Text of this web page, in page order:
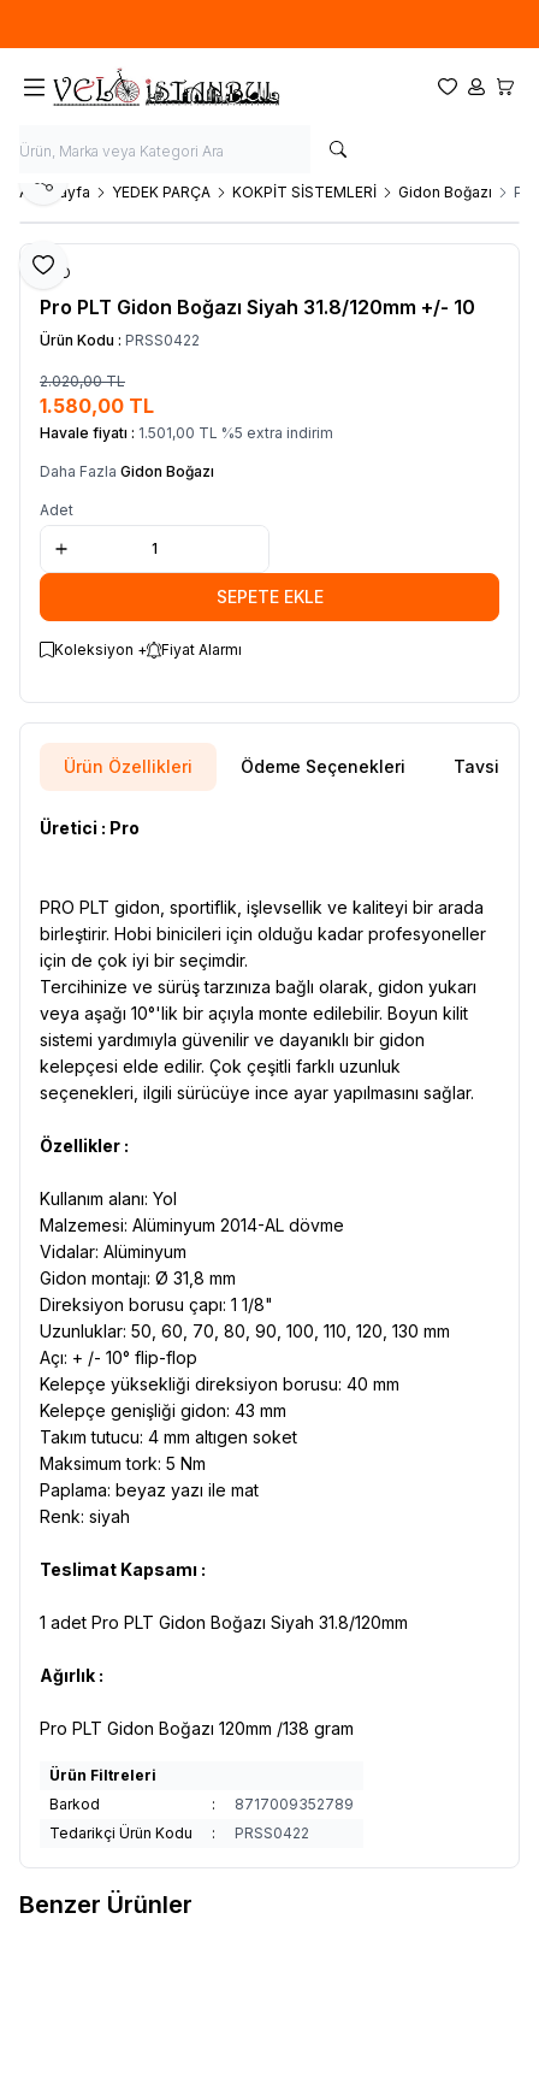
Favorilerim
Hesabım
Ana Sayfa YEDEK PARÇA KOKPİT SİSTEMLERİ Gidon Boğazı
Favoriye Ekle
Paylaş
PRO
Pro PLT Gidon Boğazı Siyah 31.8/120mm +/- 10
Ürün Kodu : PRSS0422
2.020,00TL
1.580,00 TL
Havale fiyatı : 1.501,00 TL %5 extra indirim
Daha Fazla Gidon Boğazı
Adet
SEPETE EKLE
Koleksiyon + Fiyat Alarmı
Ürün Özellikleri Ödeme Seçenekleri Tavsiye Et
Üretici : Pro
PRO PLT gidon, sportiflik, işlevsellik ve kaliteyi bir arada
birleştirir. Hobi binicileri için olduğu kadar profesyoneller
için de çok iyi bir seçimdir.
Tercihinize ve sürüş tarzınıza bağlı olarak, gidon yukarı
veya aşağı 10°'lik bir açıyla monte edilebilir. Boyun kilit
sistemi yardımıyla güvenilir ve dayanıklı bir gidon
kelepçesi elde edilir. Çok çeşitli farklı uzunluk
seçenekleri, ilgili sürücüye ince ayar yapılmasını sağlar.
Özellikler :
Kullanım alanı: Yol
Malzemesi: Alüminyum 2014-AL dövme
Vidalar: Alüminyum
Gidon montajı: Ø 31,8 mm
Direksiyon borusu çapı: 1 1/8"
Uzunluklar: 50, 60, 70, 80, 90, 100, 110, 120, 130 mm
Açı: + /- 10° flip-flop
Kelepçe yüksekliği direksiyon borusu: 40 mm
Kelepçe genişliği gidon: 43 mm
Takım tutucu: 4 mm altıgen soket
Maksimum tork: 5 Nm
Paplama: beyaz yazı ile mat
Renk: siyah
Teslimat Kapsamı :
1 adet Pro PLT Gidon Boğazı Siyah 31.8/120mm
Ağırlık :
Pro PLT Gidon Boğazı 120mm /138 gram
Ürün Filtreleri
Barkod
:
8717009352789
Tedarikçi Ürün Kodu
: PRSS0422
Benzer Ürünler